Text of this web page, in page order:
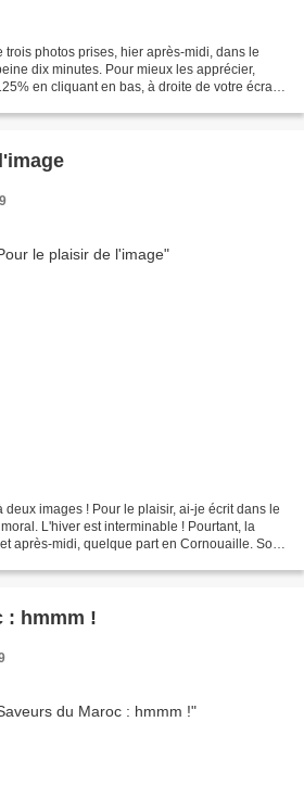
trois photos prises, hier après-midi, dans le
dix minutes. Pour mieux les apprécier,
en cliquant en bas, à droite de votre écran.
deux images ! Pour le plaisir, ai-je écrit dans le
L'hiver est interminable ! Pourtant, la
après-midi, quelque part en Cornouaille. Sous
: hmmm !